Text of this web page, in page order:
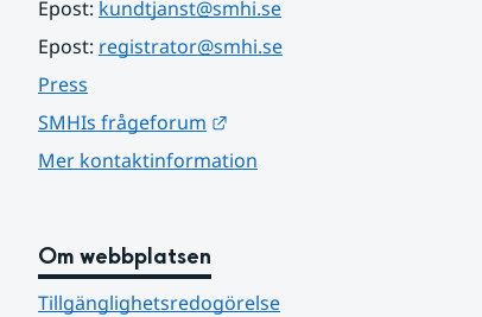
Epost: kundtjanst@smhi.se
Epost: registrator@smhi.se
Press
SMHIs frågeforum
Mer kontaktinformation
Om webbplatsen
Tillgänglighetsredogörelse